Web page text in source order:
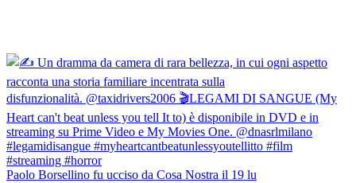
Paolo Borsellino fu ucciso da Cosa Nostra il 19 lu